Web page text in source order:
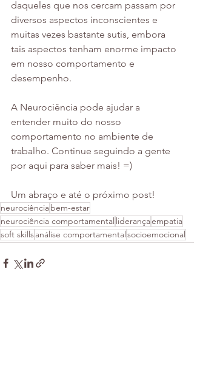
daqueles que nos cercam passam por
diversos aspectos inconscientes e
muitas vezes bastante sutis, embora
tais aspectos tenham enorme impacto
em nosso comportamento e
desempenho.
A Neurociência pode ajudar a
entender muito do nosso
comportamento no ambiente de
trabalho. Continue seguindo a gente
por aqui para saber mais! =)
Um abraço e até o próximo post!
neurociênciabem-estar
neurociência comportamental liderançaempatia
soft skillsanálise comportamental socioemocional